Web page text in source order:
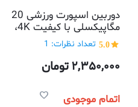
دوربین اسپورت ورزشی 20
مگاپیکسلی با کیفیت 4K،
تا 240 فریم در ثانیه، قاب
ریموت کنترل، وای فای
5.0 تعداد نظرات: 1
2,350,000تومان
اتمام موجودی